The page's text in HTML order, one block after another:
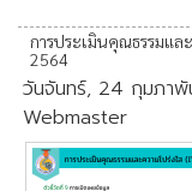
การประเมินคุณธรรมแล
2564
วันจันทร์, 24 กุมภา
Webmaster